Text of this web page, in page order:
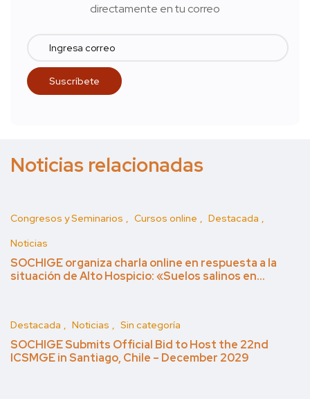
directamente en tu correo
Noticias relacionadas
Congresos y Seminarios Cursos online
Destacada
Noticias
SOCHIGE organiza charla online en respuesta a la
situación de Alto Hospicio: «Suelos salinos en…
Destacada Noticias Sin categoría
SOCHIGE Submits Official Bid to Host the 22nd
ICSMGE in Santiago, Chile – December 2029